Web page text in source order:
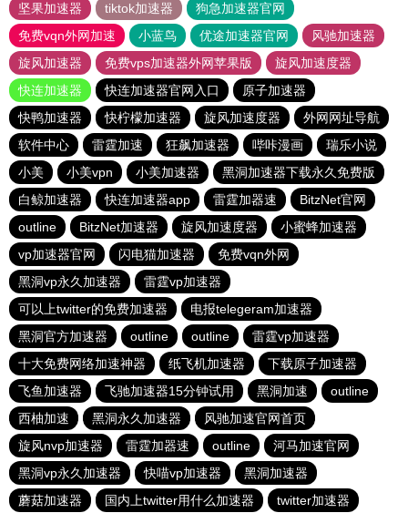
坚果加速器
tiktok加速器
狗急加速器官网
免费vqn外网加速
小蓝鸟 优途加速器官网
风驰加速器
旋风加速器
免费vps加速器外网苹果版
旋风加速度器
快连加速器
快连加速器官网入口
原子加速器
快鸭加速器
快柠檬加速器 旋风加速度器
外网网址导航
软件中心
雷霆加速 狂飙加速器 哔咔漫画
瑞乐小说
小美
小美vpn 小美加速器
黑洞加速器下载永久免费版
白鲸加速器
快连加速器app 雷霆加器速
BitzNet官网
outline
BitzNet加速器 旋风加速度器
小蜜蜂加速器
vp加速器官网
闪电猫加速器
免费vqn外网
黑洞vp永久加速器
雷霆vp加速器
可以上twitter的免费加速器
电报telegeram加速器
黑洞官方加速器
outline outline
雷霆vp加速器
十大免费网络加速神器
纸飞机加速器
下载原子加速器
飞鱼加速器
飞驰加速器15分钟试用 黑洞加速
outline
西柚加速
黑洞永久加速器
风驰加速官网首页
旋风nvp加速器
雷霆加器速 outline
河马加速官网
黑洞vp永久加速器
快喵vp加速器
黑洞加速器
蘑菇加速器
国内上twitter用什么加速器 twitter加速器